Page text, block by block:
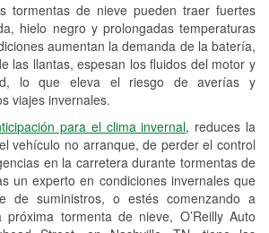
tormentas de nieve pueden traer fuertes
hielo negro y prolongadas temperaturas
aumentan la demanda de la batería,
las llantas, espesan los fluidos del motor y
lo que eleva el riesgo de averías y
viajes invernales.
para el clima invernal, reduces la
vehículo no arranque, de perder el control
en la carretera durante tormentas de
un experto en condiciones invernales que
de suministros, o estés comenzando a
tormenta de nieve, O’Reilly Auto
de Préstamo de
de pinturas
de tambores y discos de
hidráulicas a la medida
Supplies